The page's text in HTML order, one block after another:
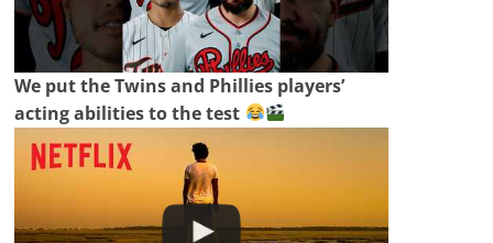
We put the Twins and Phillies players’
acting abilities to the test